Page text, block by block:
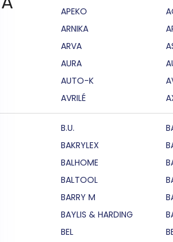
APEKO
ARNIKA
ARVA
AURA
AUTO-K
AVRILÉ
B.U.
BAKRYLEX
BALHOME
BALTOOL
BARRY M
BAYLIS & HARDING
BEL